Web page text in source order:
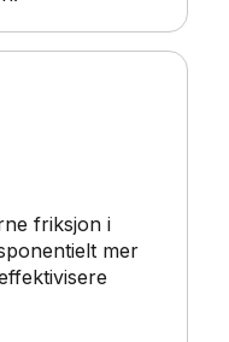
friksjon i
mer